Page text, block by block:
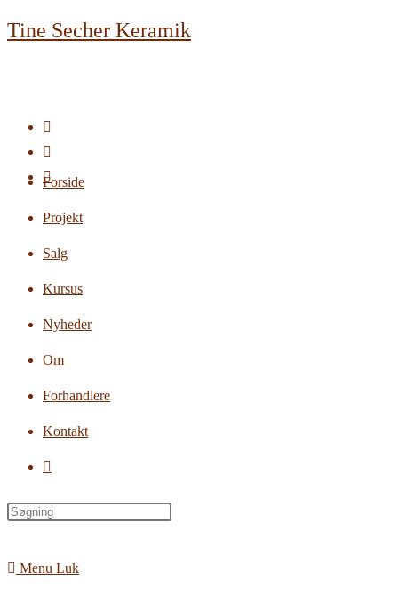
to
Tine Secher Keramik
Forside
Projekt
Salg
Kursus
Nyheder
Om
Forhandlere
Kontakt
Toggle
website
Menu Luk